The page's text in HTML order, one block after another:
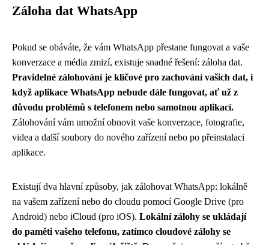
Záloha dat WhatsApp
Pokud se obáváte, že vám WhatsApp přestane fungovat a vaše
konverzace a média zmizí, existuje snadné řešení: záloha dat.
Pravidelné zálohování je klíčové pro zachování vašich dat, i
když aplikace WhatsApp nebude dále fungovat, ať už z
důvodu problémů s telefonem nebo samotnou aplikací.
Zálohování vám umožní obnovit vaše konverzace, fotografie,
videa a další soubory do nového zařízení nebo po přeinstalaci
aplikace.
Existují dva hlavní způsoby, jak zálohovat WhatsApp: lokálně
na vašem zařízení nebo do cloudu pomocí Google Drive (pro
Android) nebo iCloud (pro iOS). Lokální zálohy se ukládají
do paměti vašeho telefonu, zatímco cloudové zálohy se